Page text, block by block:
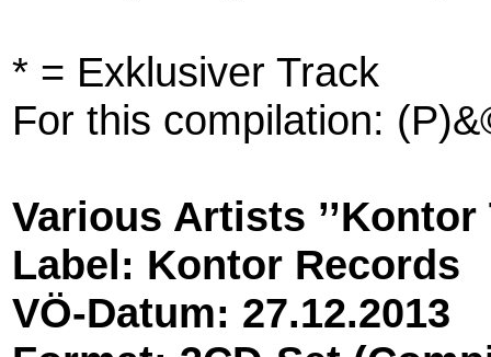
* = Exklusiver Track
For this compilation:
Various Artists ’’Kontor
Label: Kontor Records
VÖ-Datum: 27.12.2013